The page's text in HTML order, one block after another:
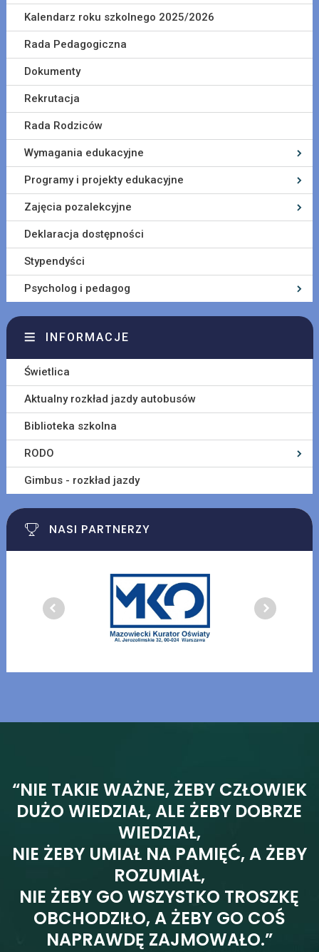
Kalendarz roku szkolnego 2025/2026
Rada Pedagogiczna
Dokumenty
Rekrutacja
Rada Rodziców
Wymagania edukacyjne
Programy i projekty edukacyjne
Zajęcia pozalekcyjne
Deklaracja dostępności
Stypendyści
Psycholog i pedagog
INFORMACJE
Świetlica
Aktualny rozkład jazdy autobusów
Biblioteka szkolna
RODO
Gimbus - rozkład jazdy
NASI PARTNERZY
“NIE TAKIE WAŻNE, ŻEBY CZŁOWIEK
DUŻO WIEDZIAŁ, ALE ŻEBY DOBRZE
WIEDZIAŁ,
NIE ŻEBY UMIAŁ NA PAMIĘĆ, A ŻEBY
ROZUMIAŁ,
NIE ŻEBY GO WSZYSTKO TROSZKĘ
OBCHODZIŁO, A ŻEBY GO COŚ
NAPRAWDĘ ZAJMOWAŁO.”